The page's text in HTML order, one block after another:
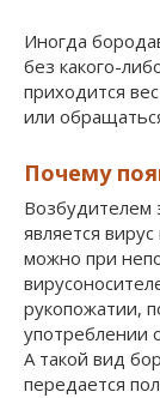
Иногда
без какого-
приходится
или
Почему
Возбудителем
является
можно при
рукопожатии,
употреблении
А такой вид
передается